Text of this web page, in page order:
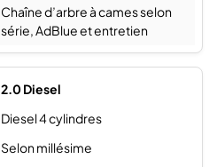
Chaîne d’arbre à cames selon
série, AdBlue et entretien
2.0 Diesel
Diesel 4 cylindres
Selon millésime